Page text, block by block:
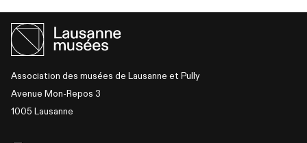
Association des musées de Lausanne et Pully
Avenue Mon-Repos 3
1005 Lausanne